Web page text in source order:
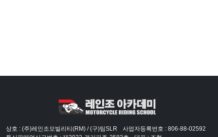
상호 : (주)레인조모빌리티(RM) / (구)팀SLR
사업자등록번호 : 806-88-02592